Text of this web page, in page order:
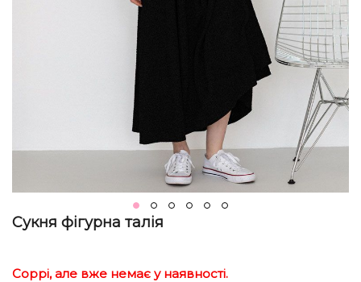
Сукня фігурна талія
Соррі, але вже немає у наявності.